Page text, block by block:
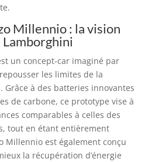
Millennio : la vision
un concept-car imaginé par
les limites de la
à des batteries innovantes
de carbone, ce prototype vise à
comparables à celles des
tout en étant entièrement
Millennio est également conçu
la récupération d’énergie